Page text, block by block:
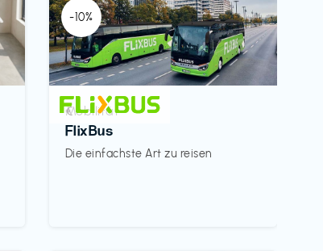
-10%
Mobilität
FlixBus
Die einfachste Art zu reisen
€‎